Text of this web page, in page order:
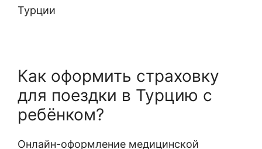
Как оформить страховку
для поездки в Турцию с
ребёнком?
Онлайн-оформление медицинской